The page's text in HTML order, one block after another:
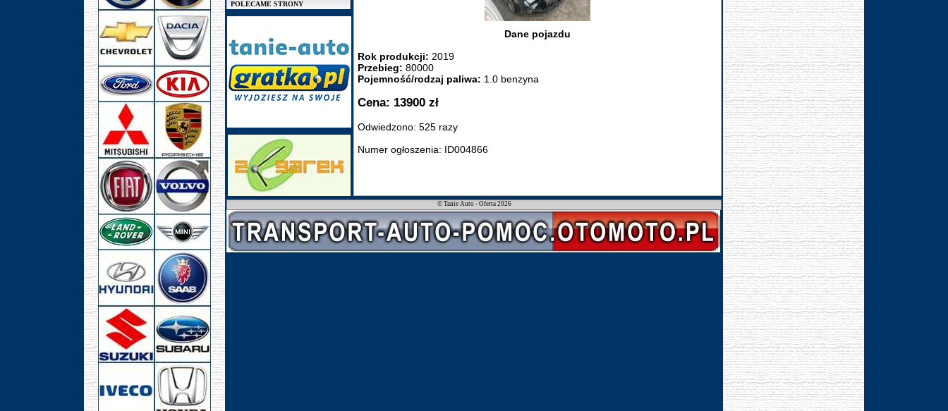
POLECAME STRONY
Dane pojazdu
Rok produkcji: 2019
Przebieg: 80000
Pojemność/rodzaj paliwa: 1.0 benzyna
Cena: 13900 zł
Odwiedzono: 525 razy
Numer ogłoszenia: ID004866
© Tanie Auto - Oferta 2026